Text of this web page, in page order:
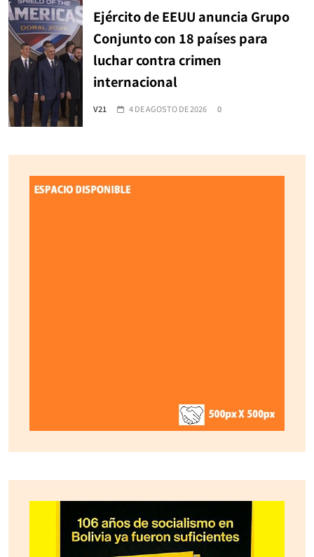
Ejército de EEUU anuncia Grupo
Conjunto con 18 países para
luchar contra crimen
internacional
V21 4 DE AGOSTO DE 2026 0